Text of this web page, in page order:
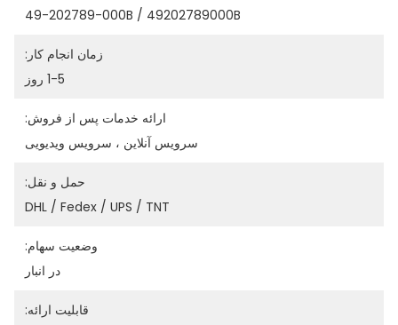
49-202789-000B / 49202789000B
زمان انجام کار:
1-5 روز
ارائه خدمات پس از فروش:
سرویس آنلاین ، سرویس ویدیویی
حمل و نقل:
DHL / Fedex / UPS / TNT
وضعیت سهام:
در انبار
قابلیت ارائه: